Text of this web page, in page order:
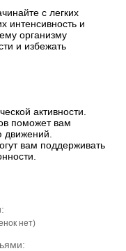
с легких
интенсивность и
организму
и избежать
активности.
поможет вам
движений.
вам поддерживать
нет)